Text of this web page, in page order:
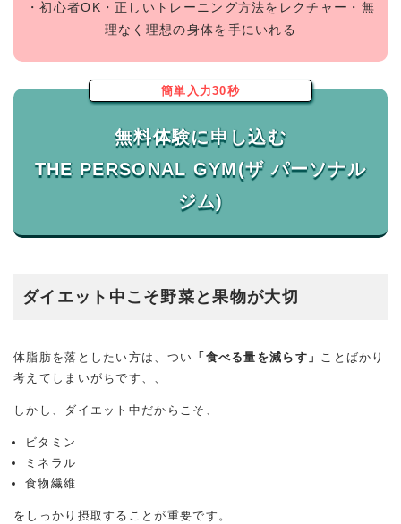
・初心者OK・正しいトレーニング方法をレクチャー・無
理なく理想の身体を手にいれる
簡単入力30秒
無料体験に申し込む
THE PERSONAL GYM(ザ パーソナル
ダイエット中こそ野菜と果物が大切
体脂肪を落としたい方は、つい 「食べる量を減らす」 ことばかり
考えてしまいがちです、、
しかし、ダイエット中だからこそ、
ビタミン
ミネラル
食物繊維
をしっかり摂取することが重要です。